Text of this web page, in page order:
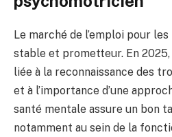
Le marché de l’emploi pour
stable et prometteur. En
liée à la reconnaissance des
et à l’importance d’une
santé mentale assure un bon
notamment au sein de la